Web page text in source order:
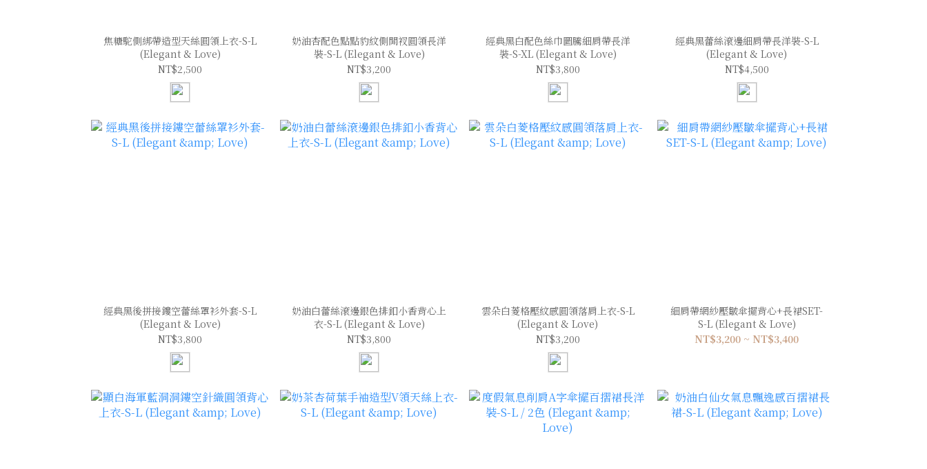
焦糖駝側綁帶造型天絲圓領上衣-S-L
(Elegant & Love)
NT$2,500
奶油杏配色點點豹紋側開衩圓領長洋
裝-S-L (Elegant & Love)
NT$3,200
經典黑白配色絲巾圖騰細肩帶長洋
裝-S-XL (Elegant & Love)
NT$3,800
經典黑蕾絲滾邊細肩帶長洋裝-S-L
(Elegant & Love)
NT$4,500
經典黑後拼接鏤空蕾絲罩衫外套-S-L
(Elegant & Love)
NT$3,800
奶油白蕾絲滾邊銀色排釦小香背心上
衣-S-L (Elegant & Love)
NT$3,800
雲朵白菱格壓紋感圓領落肩上衣-S-L
(Elegant & Love)
NT$3,200
細肩帶網紗壓皺傘擺背心+長裙SET-
S-L (Elegant & Love)
NT$3,200 ~ NT$3,400